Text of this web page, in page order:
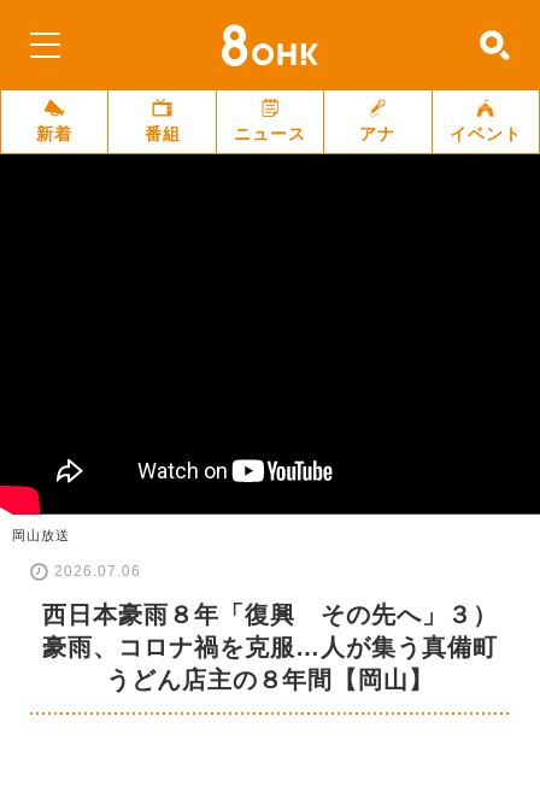
新着 番組 ニュース アナ イベント
岡山放送
2026.07.06
西日本豪雨８年「復興 その先へ」３）
豪雨、コロナ禍を克服…人が集う真備町
うどん店主の８年間【岡山】